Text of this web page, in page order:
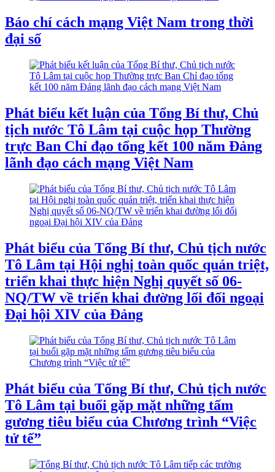
Báo chí cách mạng Việt Nam trong thời
đại số
Phát biểu kết luận của Tổng Bí thư, Chủ
tịch nước Tô Lâm tại cuộc họp Thường
trực Ban Chỉ đạo tổng kết 100 năm Đảng
lãnh đạo cách mạng Việt Nam
Phát biểu của Tổng Bí thư, Chủ tịch nước
Tô Lâm tại Hội nghị toàn quốc quán triệt,
triển khai thực hiện Nghị quyết số 06-
NQ/TW về triển khai đường lối đối ngoại
Đại hội XIV của Đảng
Phát biểu của Tổng Bí thư, Chủ tịch nước
Tô Lâm tại buổi gặp mặt những tấm
gương tiêu biểu của Chương trình “Việc
tử tế”